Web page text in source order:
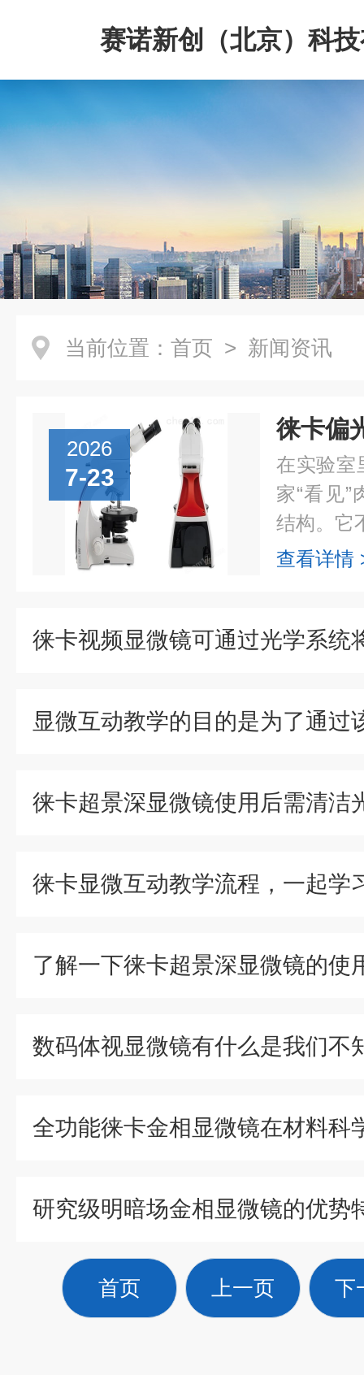
赛诺新创（北京）科
司
当前位置： 首页 > 新闻资讯
2026
7-23
在实验室
家“看见
结构。它
查看详情
徕卡显微互动教学流程，一起学
了解一下徕卡超景深显微镜的使
数码体视显微镜有什么是我们不
首页 上一页 下